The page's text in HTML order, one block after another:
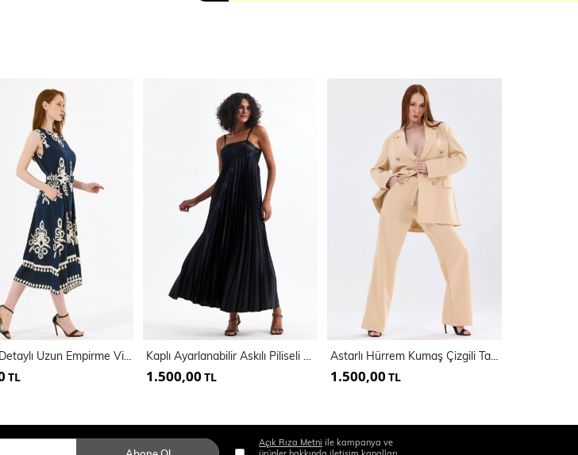
Kemer Detaylı Uzun Empirme Viskon Jile Elbise | Elb35653
TL
Kaplı Ayarlanabilir Askılı Piliseli Abiye Uzun Saten Elbise | Elb35410
1.500,00 TL
Astarlı Hürrem Kumaş Çizgili Takım Elbise | Tk35550
1.500,00 TL
Açık Rıza Metni ile kampanya ve